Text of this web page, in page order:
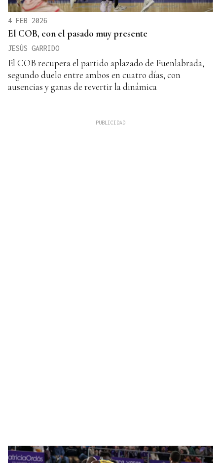
4 FEB 2026
El COB, con el pasado muy presente
JESÚS GARRIDO
El COB recupera el partido aplazado de Fuenlabrada,
segundo duelo entre ambos en cuatro días, con
ausencias y ganas de revertir la dinámica